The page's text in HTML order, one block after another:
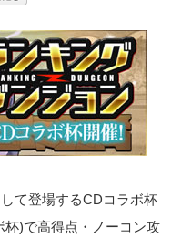
て登場するCDコラボ杯
)で高得点・ノーコン攻